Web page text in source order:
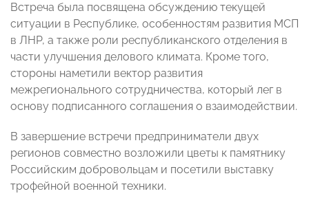
Встреча была посвящена обсуждению текущей
ситуации в Республике, особенностям развития МСП
в ЛНР, а также роли республиканского отделения в
части улучшения делового климата. Кроме того,
стороны наметили вектор развития
межрегионального сотрудничества, который лег в
основу подписанного соглашения о взаимодействии.
В завершение встречи предприниматели двух
регионов совместно возложили цветы к памятнику
Российским добровольцам и посетили выставку
трофейной военной техники.